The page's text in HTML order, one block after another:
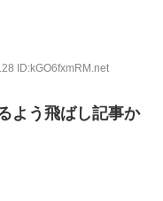
ID:kGO6fxmRM.net
よう飛ばし記事か